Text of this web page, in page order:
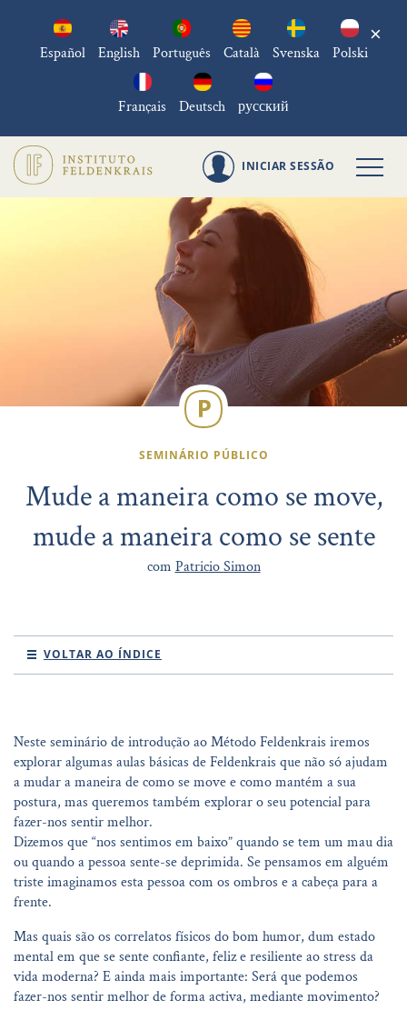
Español English Português Català Svenska Polski
Français Deutsch русский
×
INICIAR SESSÃO
SEMINÁRIO PÚBLICO
Mude a maneira como se move,
mude a maneira como se sente
com Patricio Simon
VOLTAR AO ÍNDICE
Neste seminário de introdução ao Método Feldenkrais iremos
explorar algumas aulas básicas de Feldenkrais que não só ajudam
a mudar a maneira de como se move e como mantém a sua
postura, mas queremos também explorar o seu potencial para
fazer-nos sentir melhor.
Dizemos que “nos sentimos em baixo” quando se tem um mau dia
ou quando a pessoa sente-se deprimida. Se pensamos em alguém
triste imaginamos esta pessoa com os ombros e a cabeça para a
frente.
Mas quais são os correlatos físicos do bom humor, dum estado
mental em que se sente confiante, feliz e resiliente ao stress da
vida moderna? E ainda mais importante: Será que podemos
fazer-nos sentir melhor de forma activa, mediante movimento?